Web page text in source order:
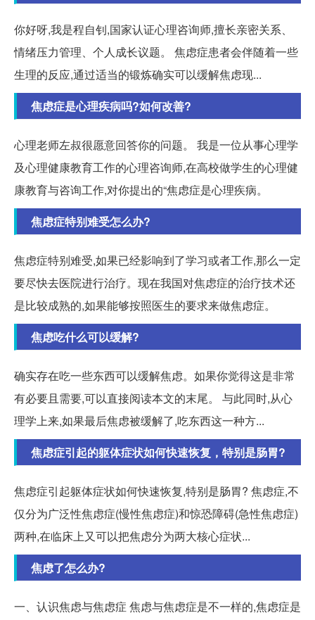
你好呀,我是程自钊,国家认证心理咨询师,擅长亲密关系、
情绪压力管理、个人成长议题。 焦虑症患者会伴随着一些
生理的反应,通过适当的锻炼确实可以缓解焦虑现...
焦虑症是心理疾病吗?如何改善?
心理老师左叔很愿意回答你的问题。 我是一位从事心理学
及心理健康教育工作的心理咨询师,在高校做学生的心理健
康教育与咨询工作,对你提出的“焦虑症是心理疾病。
焦虑症特别难受怎么办?
焦虑症特别难受,如果已经影响到了学习或者工作,那么一定
要尽快去医院进行治疗。现在我国对焦虑症的治疗技术还
是比较成熟的,如果能够按照医生的要求来做焦虑症。
焦虑吃什么可以缓解?
确实存在吃一些东西可以缓解焦虑。如果你觉得这是非常
有必要且需要,可以直接阅读本文的末尾。 与此同时,从心
理学上来,如果最后焦虑被缓解了,吃东西这一种方...
焦虑症引起的躯体症状如何快速恢复，特别是肠胃?
焦虑症引起躯体症状如何快速恢复,特别是肠胃? 焦虑症,不
仅分为广泛性焦虑症(慢性焦虑症)和惊恐障碍(急性焦虑症)
两种,在临床上又可以把焦虑分为两大核心症状...
焦虑了怎么办?
一、认识焦虑与焦虑症 焦虑与焦虑症是不一样的,焦虑症是